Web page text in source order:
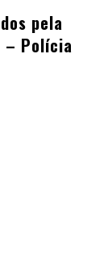
pela
– Polícia